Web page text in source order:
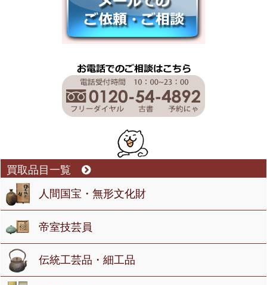
買取品目一覧
人間国宝・無形文化財
帝室技芸員
伝統工芸品・細工品